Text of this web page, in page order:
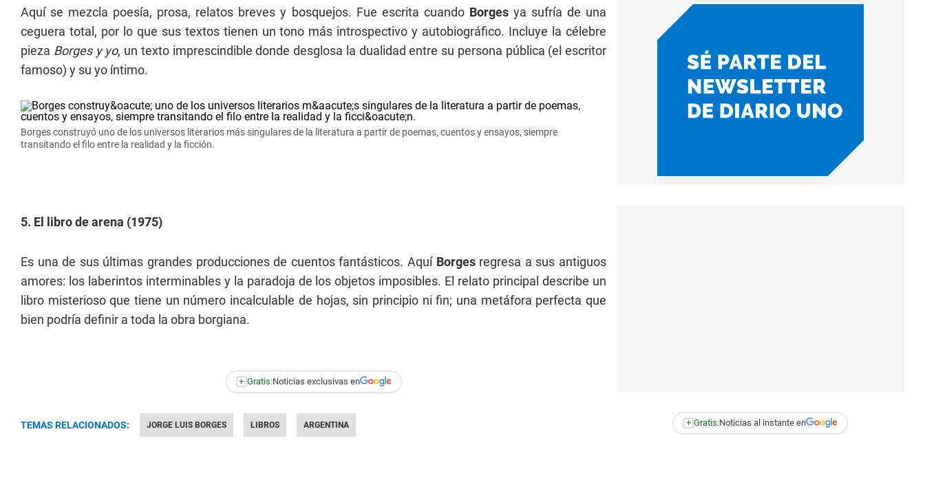
Aquí se mezcla poesía, prosa, relatos breves y bosquejos. Fue escrita cuando Borges ya sufría de una
ceguera total, por lo que sus textos tienen un tono más introspectivo y autobiográfico. Incluye la célebre
pieza Borges y yo, un texto imprescindible donde desglosa la dualidad entre su persona pública (el escritor
famoso) y su yo íntimo.
Borges construyó uno de los universos literarios más singulares de la literatura a partir de poemas, cuentos y ensayos, siempre
transitando el filo entre la realidad y la ficción.
5. El libro de arena (1975)
Es una de sus últimas grandes producciones de cuentos fantásticos. Aquí Borges regresa a sus antiguos
amores: los laberintos interminables y la paradoja de los objetos imposibles. El relato principal describe un
libro misterioso que tiene un número incalculable de hojas, sin principio ni fin; una metáfora perfecta que
bien podría definir a toda la obra borgiana.
+ Gratis:Noticias exclusivas en
TEMAS RELACIONADOS: JORGE LUIS BORGES LIBROS ARGENTINA + Gratis:Noticias al instante en